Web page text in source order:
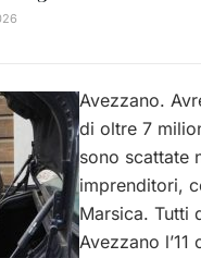
Avezzano.
di oltre 7
sono scattate
imprenditori,
Marsica. Tutti
Avezzano